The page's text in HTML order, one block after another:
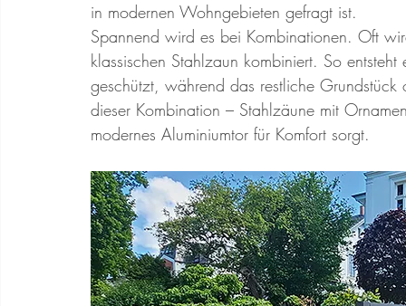
in modernen Wohngebieten gefragt ist.
Spannend wird es bei Kombinationen. Oft
klassischen Stahlzaun kombiniert. So
geschützt, während das restliche
dieser Kombination – Stahlzäune mit
modernes Aluminiumtor für Komfort sorgt.